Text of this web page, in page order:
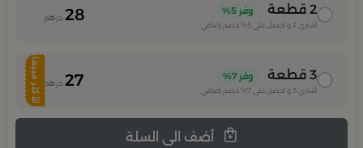
2 قطعة وفر 5%
اشتري 2 و احصل على 5% خصم إضافي 28 درهم
الأكثر مبيعا 3 قطعة وفر 7%
اشتري 3 و احصل على 7% خصم إضافي 27 درهم